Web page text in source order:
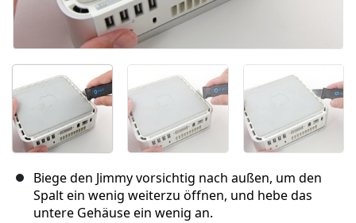
Biege den Jimmy vorsichtig nach außen, um den
Spalt ein wenig weiterzu öffnen, und hebe das
untere Gehäuse ein wenig an.